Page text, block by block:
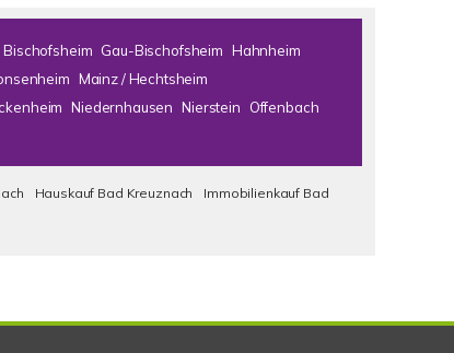
Bischofsheim Gau-Bischofsheim Hahnheim
Mainz / Hechtsheim
Niedernhausen Nierstein
Offenbach
Hauskauf Bad Kreuznach
Immobilienkauf Bad